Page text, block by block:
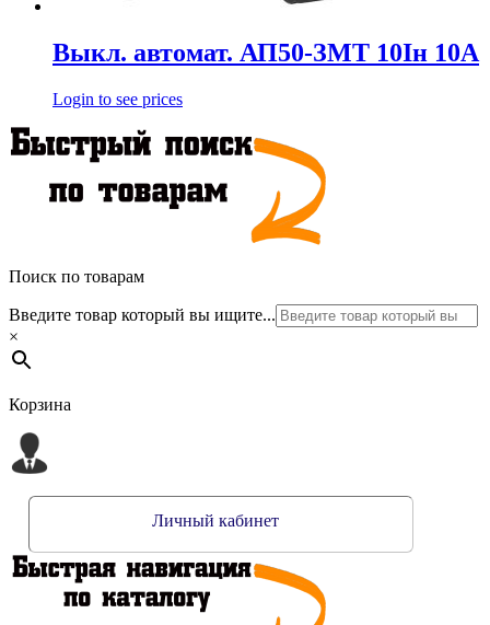
Выкл. автомат. АП50-ЗМТ 10Iн 10А
Login to see prices
Поиск по товарам
Введите товар который вы ищите...
×
Корзина
Личный кабинет